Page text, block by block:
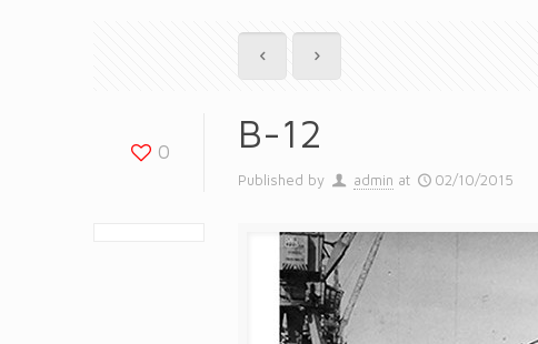
0 B-12
Published by admin at 02/10/2015